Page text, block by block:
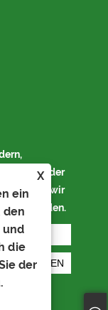
X
ein
den
und
die
der
oder
Mail und wir
melden.